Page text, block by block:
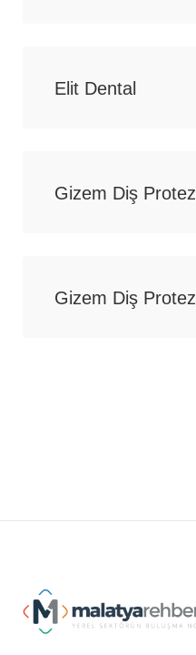
Elit Dental
Gizem Diş Protez
Gizem Diş Protez